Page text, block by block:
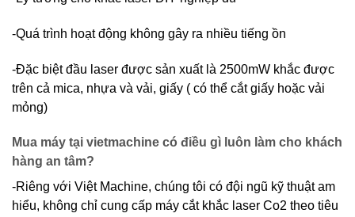
-Quá trình hoạt động không gây ra nhiều tiếng ồn
-Đặc biệt đầu laser được sản xuất là 2500mW khắc được
trên cả mica, nhựa và vải, giấy ( có thể cắt giấy hoặc vải
mỏng)
Mua máy tại vietmachine có điều gì luôn làm cho khách
hàng an tâm?
-Riêng với Việt Machine, chúng tôi có đội ngũ kỹ thuật am
hiểu, không chỉ cung cấp máy cắt khắc laser Co2 theo tiêu